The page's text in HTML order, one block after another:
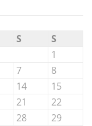
S
S
1
7
8
14
15
21
22
28
29